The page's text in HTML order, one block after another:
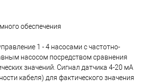
обеспечения
1 - 4 насосами с частотно-
насосом посредством сравнения
значений. Сигнал датчика 4-20 мA
кабеля) для фактического значения